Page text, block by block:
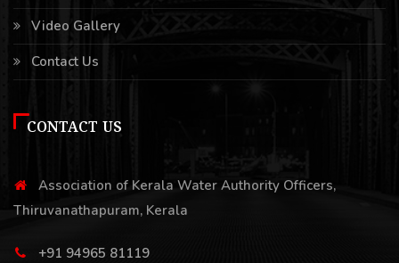
Video Gallery
Contact Us
CONTACT US
Association of Kerala Water Authority Officers,
Thiruvanathapuram, Kerala
+91 94965 81119